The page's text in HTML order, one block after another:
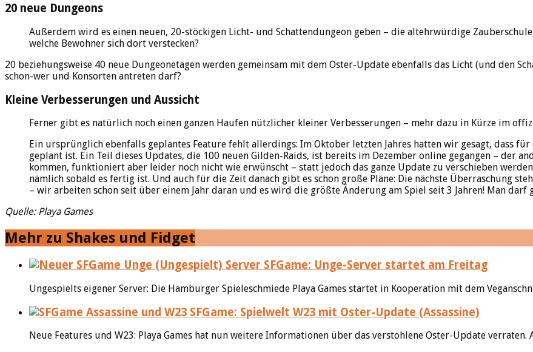
20 neue Dungeons
Außerdem wird es einen neuen, 20-stöckigen Licht- und Schattendungeon geben – die altehrwürdige
welche Bewohner sich dort verstecken?
20 beziehungsweise 40 neue Dungeonetagen werden gemeinsam mit dem Oster-Update ebenfalls das Licht (und den
schon-wer und Konsorten antreten darf?
Kleine Verbesserungen und Aussicht
Ferner gibt es natürlich noch einen ganzen Haufen nützlicher kleiner Verbesserungen – mehr dazu in Kürze im
Ein ursprünglich ebenfalls geplantes Feature fehlt allerdings: Im Oktober letzten Jahres hatten wir gesagt, dass
geplant ist. Ein Teil dieses Updates, die 100 neuen Gilden-Raids, ist bereits im Dezember online gegangen – der
kommen, funktioniert aber leider noch nicht wie erwünscht – statt jedoch das ganze Update zu verschieben
nämlich sobald es fertig ist. Und auch für die Zeit danach gibt es schon große Pläne: Die nächste Überraschung
– wir arbeiten schon seit über einem Jahr daran und es wird die größte Änderung am Spiel seit 3 Jahren! Man darf
Quelle: Playa Games
Mehr zu Shakes und Fidget
SFGame: Unge-Server startet am Freitag
Ungespielts eigener Server: Die Hamburger Spieleschmiede Playa Games startet in Kooperation mit dem
SFGame: Spielwelt W23 mit Oster-Update (Assassine)
Neue Features und W23: Playa Games hat nun weitere Informationen über das verstohlene Oster-Update verraten.